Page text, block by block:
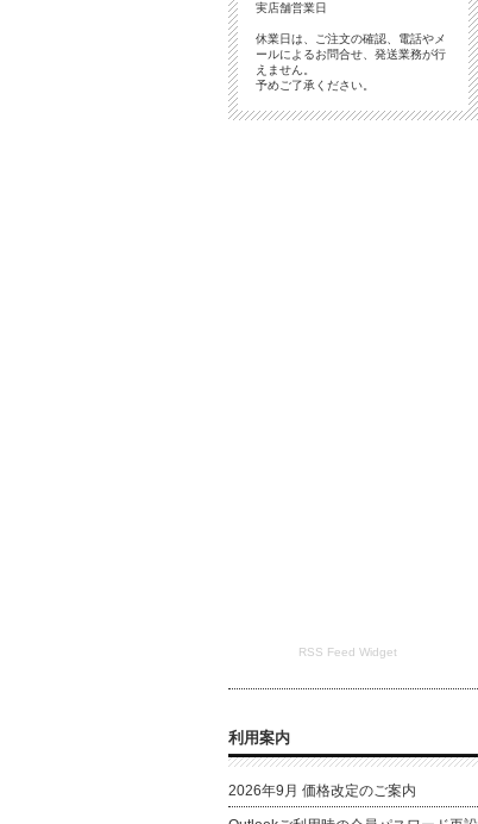
実店舗営業日
休業日は、ご注文の確認、電話やメ
ールによるお問合せ、発送業務が行
えません。
予めご了承ください。
RSS Feed Widget
利用案内
2026年9月 価格改定のご案内